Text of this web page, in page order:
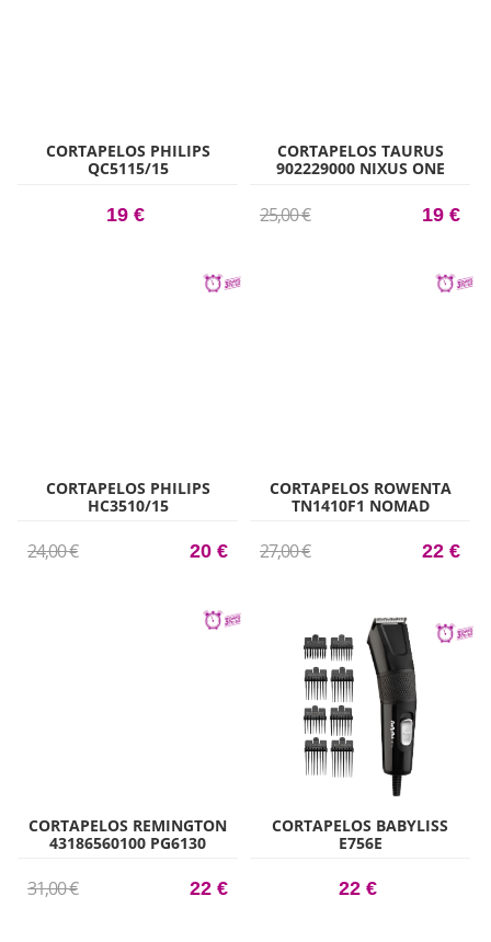
CORTAPELOS PHILIPS
QC5115/15
19 €
CORTAPELOS TAURUS
902229000 NIXUS ONE
25,00 € 19 €
CORTAPELOS PHILIPS
HC3510/15
24,00 € 20 €
CORTAPELOS ROWENTA
TN1410F1 NOMAD
27,00 € 22 €
CORTAPELOS REMINGTON
43186560100 PG6130
31,00 € 22 €
CORTAPELOS BABYLISS
E756E
22 €